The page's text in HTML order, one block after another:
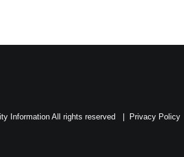
Information All rights reserved | Privacy Policy